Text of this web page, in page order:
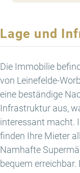
Lage und
Die Immobilie
von Leinefelde-
eine beständige
Infrastruktur aus,
interessant macht.
finden Ihre Mieter
Namhafte
bequem